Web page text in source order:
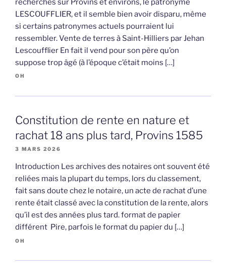
recherches sur Provins et environs, le patronyme
LESCOUFFLIER, et il semble bien avoir disparu, même
si certains patronymes actuels pourraient lui
ressembler. Vente de terres à Saint-Hilliers par Jehan
Lescoufflier En fait il vend pour son père qu’on
suppose trop âgé (à l’époque c’était moins […]
OH
Constitution de rente en nature et
rachat 18 ans plus tard, Provins 1585
3 MARS 2026
Introduction Les archives des notaires ont souvent été
reliées mais la plupart du temps, lors du classement,
fait sans doute chez le notaire, un acte de rachat d’une
rente était classé avec la constitution de la rente, alors
qu’il est des années plus tard. format de papier
différent Pire, parfois le format du papier du […]
OH